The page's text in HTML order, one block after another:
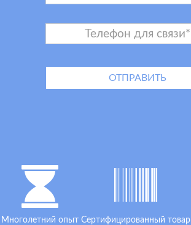
Многолетний опыт Сертифицированный товар